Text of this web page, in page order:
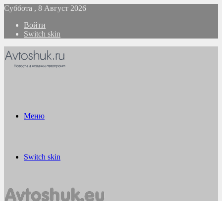
Суббота , 8 Август 2026
Войти
Switch skin
Меню
Switch skin